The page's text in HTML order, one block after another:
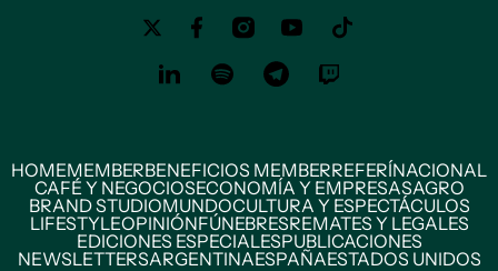
HOMEMEMBERBENEFICIOS MEMBERREFERÍNACIONAL
CAFÉ Y NEGOCIOSECONOMÍA Y EMPRESASAGRO
BRAND STUDIOMUNDOCULTURA Y ESPECTÁCULOS
LIFESTYLEOPINIÓNFÚNEBRESREMATES Y LEGALES
EDICIONES ESPECIALESPUBLICACIONES
NEWSLETTERSARGENTINAESPAÑAESTADOS UNIDOS